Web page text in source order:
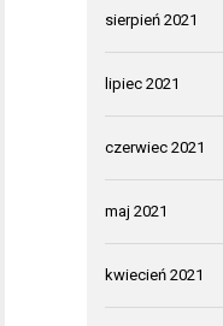
sierpień 2021
lipiec 2021
czerwiec 2021
maj 2021
kwiecień 2021